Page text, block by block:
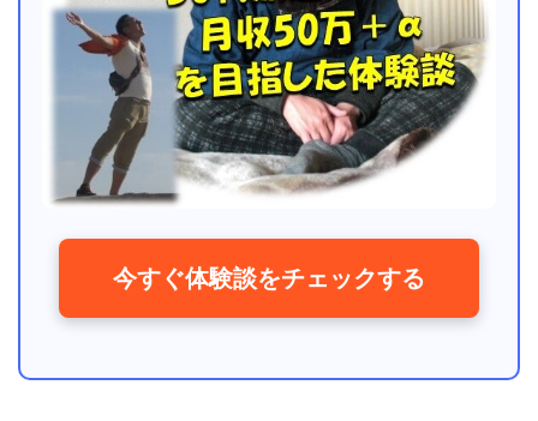
今すぐ体験談をチェックする